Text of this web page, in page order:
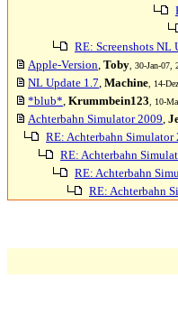
RE: Screenshots NL
Apple-Version, Toby , 30-Jan-
NL Update 1.7, Machine , 14-
*blub*, Krummbein123 , 10-
Achterbahn Simulator 2009,
RE: Achterbahn Simulator
RE: Achterbahn
RE: Achterbahn
RE: Achterbahn